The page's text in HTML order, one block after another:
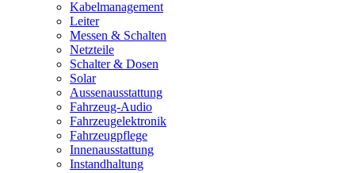
Kabelmanagement
Leiter
Messen & Schalten
Netzteile
Schalter & Dosen
Solar
Aussenausstattung
Fahrzeug-Audio
Fahrzeugelektronik
Fahrzeugpflege
Innenausstattung
Instandhaltung